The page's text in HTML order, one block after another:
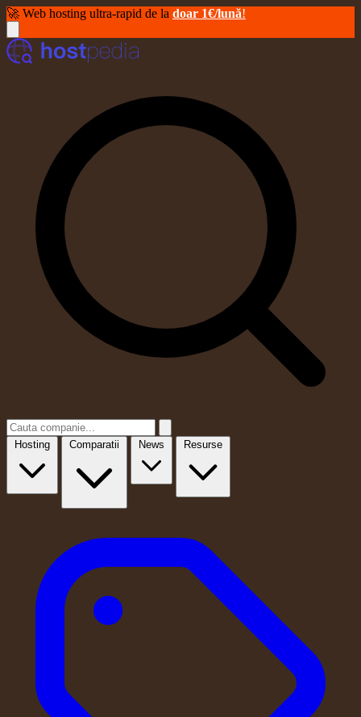
🚀 Web hosting ultra-rapid de la doar 1€/lună!
Hosting Comparatii News Resurse